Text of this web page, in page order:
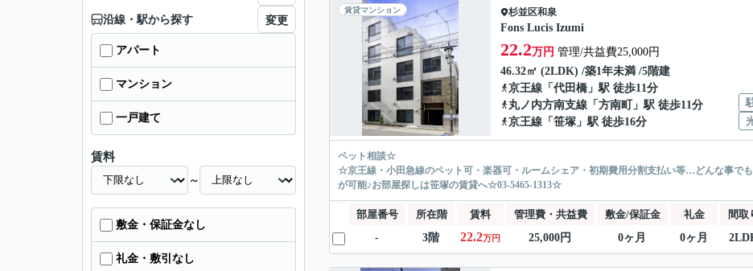
賃貸マンション 杉並区和泉
Fons Lucis Izumi
22.2万円 管理/共益費25,000円
46.32㎡ (2LDK) /築1年未満 /5階建
京王線 「 代田橋 」駅 徒歩11分
丸ノ内方南支線 「 方南町
」駅 徒歩11分
京王線 「 笹塚 」駅 徒歩16分
ペット相談☆
☆京王線・小田急線のペット可・楽器可・ルームシェア・初期費用分割支払い等…どんな事で
が可能♪お部屋探しは笹塚の賃貸へ☆03-5465-1313☆
部屋番号 所在階 賃料 管理費・共益費 敷金/保証金 礼金 間取
-
3階 22.2万円 25,000円 0ヶ月 0ヶ月
沿線・駅から探す 変更
アパート
マンション
一戸建て
賃料
～
敷金・保証金なし
礼金・敷引なし